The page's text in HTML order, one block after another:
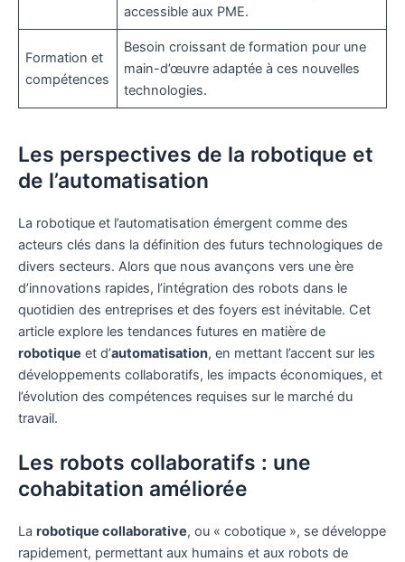
accessible aux PME.
Formation et
compétences
Besoin croissant de formation pour une
main-d’œuvre adaptée à ces nouvelles
technologies.
Les perspectives de la robotique et
de l’automatisation
La robotique et l’automatisation émergent comme des
acteurs clés dans la définition des futurs technologiques de
divers secteurs. Alors que nous avançons vers une ère
d’innovations rapides, l’intégration des robots dans le
quotidien des entreprises et des foyers est inévitable. Cet
article explore les tendances futures en matière de
robotique et d’automatisation, en mettant l’accent sur les
développements collaboratifs, les impacts économiques, et
l’évolution des compétences requises sur le marché du
travail.
Les robots collaboratifs : une
cohabitation améliorée
La robotique collaborative, ou « cobotique », se développe
rapidement, permettant aux humains et aux robots de